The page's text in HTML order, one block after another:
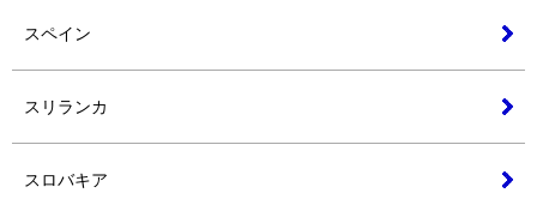
スペイン
スリランカ
スロバキア